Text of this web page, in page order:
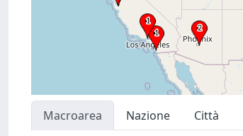
Macroarea Nazione Città